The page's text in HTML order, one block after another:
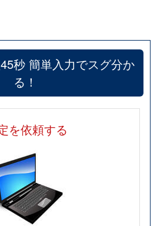
秒 簡単入力でスグ分か
る！
を依頼する